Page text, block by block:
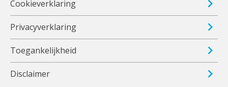
Cookieverklaring
Privacyverklaring
Toegankelijkheid
Disclaimer